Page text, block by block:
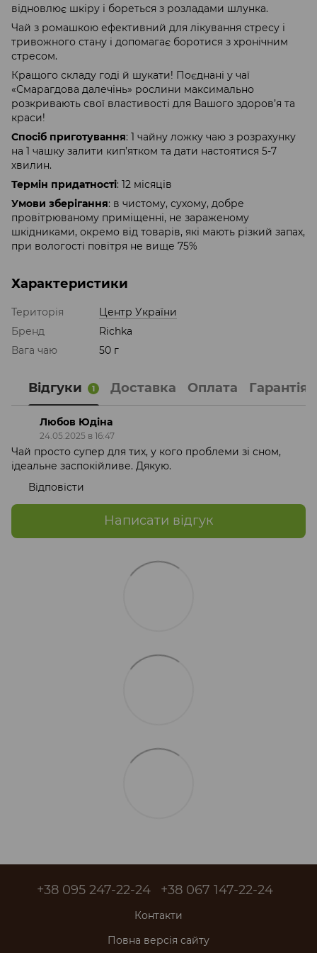
відновлює шкіру і бореться з розладами шлунка.
Чай з ромашкою ефективний для лікування стресу і
тривожного стану і допомагає боротися з хронічним
стресом.
Кращого складу годі й шукати! Поєднані у чаї
«Смарагдова далечінь» рослини максимально
розкривають свої властивості для Вашого здоров’я та
краси!
Спосіб приготування: 1 чайну ложку чаю з розрахунку
на 1 чашку залити кип’ятком та дати настоятися 5-7
хвилин.
Термін придатності: 12 місяців
Умови зберігання: в чистому, сухому, добре
провітрюваному приміщенні, не зараженому
шкідниками, окремо від товарів, які мають різкий запах,
при вологості повітря не вище 75%
Характеристики
Територія
Центр України
Бренд
Richka
Вага чаю
50 г
Відгуки 1 Доставка Оплата Гарантія
Любов Юдіна
24.05.2025 в 16:47
Чай просто супер для тих, у кого проблеми зі сном,
ідеальне заспокійливе. Дякую.
Відповісти
Написати відгук
+38 095 247-22-24 +38 067 147-22-24
Контакти
Повна версія сайту